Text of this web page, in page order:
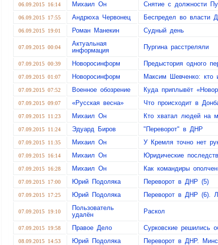
06.09.2015 16:14 Михаил Он Снятие с должности
06.09.2015 17:55 Андрюха Червонец Беспредел во власти
06.09.2015 19:01 Роман Манекин Судный день
07.09.2015 00:04
Актуальная
информация
Пургина расстреляли
07.09.2015 00:39 Новоросинформ Предыстория одного
07.09.2015 01:07 Новоросинформ Максим Шевченко: кто
07.09.2015 07:52 Военное обозрение Куда приплывёт
07.09.2015 09:07 «Русская весна» Что происходит в
07.09.2015 11:23 Михаил Он Кто хватал людей на
07.09.2015 11:24 Эдуард Биров "Переворот" в ДНР
07.09.2015 11:35 Михаил Он У Кремля точно нет
07.09.2015 16:14 Михаил Он Юридические
07.09.2015 16:28 Михаил Он Как командиры
07.09.2015 17:00 Юрий Подоляка Переворот в ДНР (5)
07.09.2015 17:25 Юрий Подоляка Переворот в ДНР (6).
07.09.2015 19:10
Пользователь
удалён
Раскол
07.09.2015 19:58 Правое Дело Сурковские решились
08.09.2015 14:53 Юрий Подоляка Переворот в ДНР.